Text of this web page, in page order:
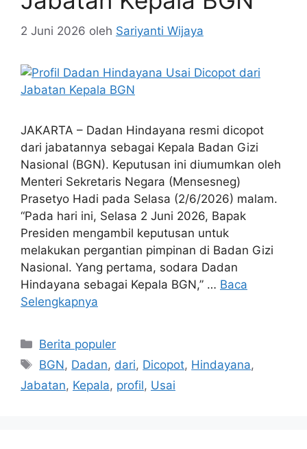
2 Juni 2026 oleh Sariyanti Wijaya
JAKARTA – Dadan Hindayana resmi dicopot
dari jabatannya sebagai Kepala Badan Gizi
Nasional (BGN). Keputusan ini diumumkan oleh
Menteri Sekretaris Negara (Mensesneg)
Prasetyo Hadi pada Selasa (2/6/2026) malam.
“Pada hari ini, Selasa 2 Juni 2026, Bapak
Presiden mengambil keputusan untuk
melakukan pergantian pimpinan di Badan Gizi
Nasional. Yang pertama, sodara Dadan
Hindayana sebagai Kepala BGN,” … Baca
Selengkapnya
Kategori
Berita populer
Tag
BGN, Dadan, dari, Dicopot, Hindayana,
Jabatan, Kepala, profil, Usai